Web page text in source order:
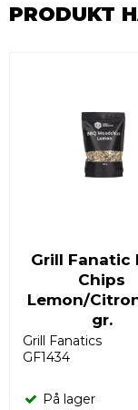
PRODUKT
Grill Fanatic
Chips
Lemon/
gr.
Grill Fanatics
GF1434
På lager